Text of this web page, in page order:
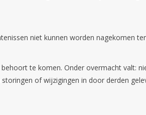
niet kunnen worden nagekomen
te komen. Onder overmacht valt:
of wijzigingen in door derden